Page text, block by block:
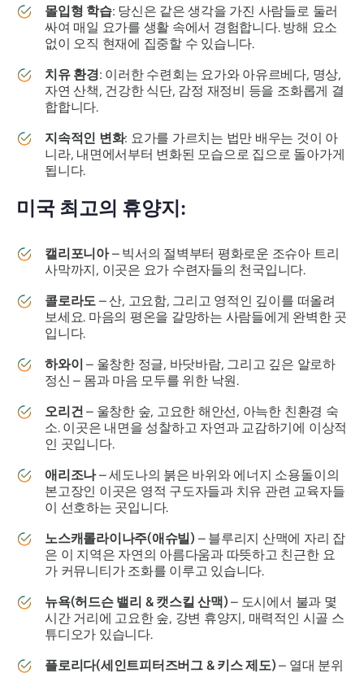
몰입형 학습: 당신은 같은 생각을 가진 사람들로 둘러
싸여 매일 요가를 생활 속에서 경험합니다. 방해 요소
없이 오직 현재에 집중할 수 있습니다.
치유 환경: 이러한 수련회는 요가와 아유르베다, 명상,
자연 산책, 건강한 식단, 감정 재정비 등을 조화롭게 결
합합니다.
지속적인 변화: 요가를 가르치는 법만 배우는 것이 아
니라, 내면에서부터 변화된 모습으로 집으로 돌아가게
됩니다.
미국 최고의 휴양지:
캘리포니아– 빅서의 절벽부터 평화로운 조슈아 트리
사막까지, 이곳은 요가 수련자들의 천국입니다.
콜로라도 – 산, 고요함, 그리고 영적인 깊이를 떠올려
보세요. 마음의 평온을 갈망하는 사람들에게 완벽한 곳
입니다.
하와이 – 울창한 정글, 바닷바람, 그리고 깊은 알로하
정신 – 몸과 마음 모두를 위한 낙원.
오리건 – 울창한 숲, 고요한 해안선, 아늑한 친환경 숙
소. 이곳은 내면을 성찰하고 자연과 교감하기에 이상적
인 곳입니다.
애리조나– 세도나의 붉은 바위와 에너지 소용돌이의
본고장인 이곳은 영적 구도자들과 치유 관련 교육자들
이 선호하는 곳입니다.
노스캐롤라이나주(애슈빌) – 블루리지 산맥에 자리 잡
은 이 지역은 자연의 아름다움과 따뜻하고 친근한 요
가 커뮤니티가 조화를 이루고 있습니다.
뉴욕(허드슨 밸리 & 캣스킬 산맥) – 도시에서 불과 몇
시간 거리에 고요한 숲, 강변 휴양지, 매력적인 시골 스
튜디오가 있습니다.
플로리다(세인트피터즈버그 & 키스 제도) – 열대 분위